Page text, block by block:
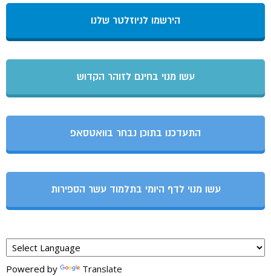
הירשמו לניוזלטר שלנו
עשו מנוי בחינם לזוהר הקדוש
התעדכנו בתוכן נבחר בוואטסאפ
עשו מנוי לדף היומי בתלמוד עשר הספירות
Powered by Translate